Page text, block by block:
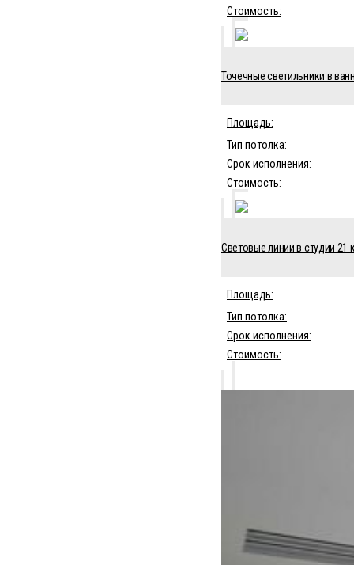
Стоимость:
Точечные светильники в
Площадь:
Тип потолка:
Срок исполнения:
Стоимость:
Световые линии в студии 21
Площадь:
Тип потолка:
Срок исполнения:
Стоимость: